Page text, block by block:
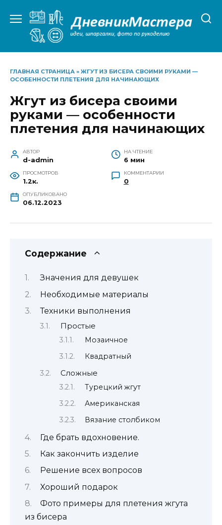
содержанию
ГЛАВНАЯ СТРАНИЦА » ЖГУТ ИЗ БИСЕРА СВОИМИ РУКАМИ —
ОСОБЕННОСТИ ПЛЕТЕНИЯ ДЛЯ НАЧИНАЮЩИХ
Жгут из бисера своими
руками — особенности
плетения для начинающих
АВТОР
d-admin
НА ЧТЕНИЕ
6 мин
ПРОСМОТРОВ
1.2к.
КОММЕНТАРИИ
0
ОПУБЛИКОВАНО
06.12.2023
Содержание
Значения для девушек
Необходимые материалы
Техники выполнения
Простые
Мозаичное
Квадратный
Сложные
Турецкий жгут
Американская
Вязание столбиком
Где брать вдохновение.
Как закончить изделие
Решение всех вопросов
Хороший подарок
Фото примеры для плетения жгута
из бисера